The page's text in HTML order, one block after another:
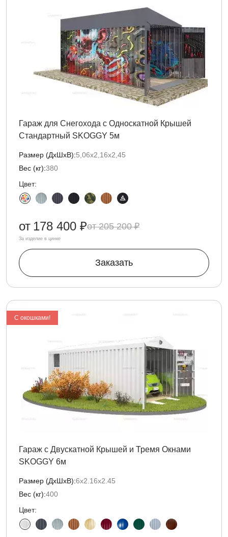
Гараж для Снегохода с Односкатной Крышей
Стандартный SKOGGY 5м
Размер (ДxШxВ):5,06х2,16х2,45
Вес (кг):380
Цвет:
205 200 ₽
от 178 400 ₽
За изделие в цинке
Заказать
C окошками!
Гараж с Двускатной Крышей и Тремя Окнами
SKOGGY 6м
Размер (ДxШxВ):6х2.16х2.45
Вес (кг):400
Цвет: